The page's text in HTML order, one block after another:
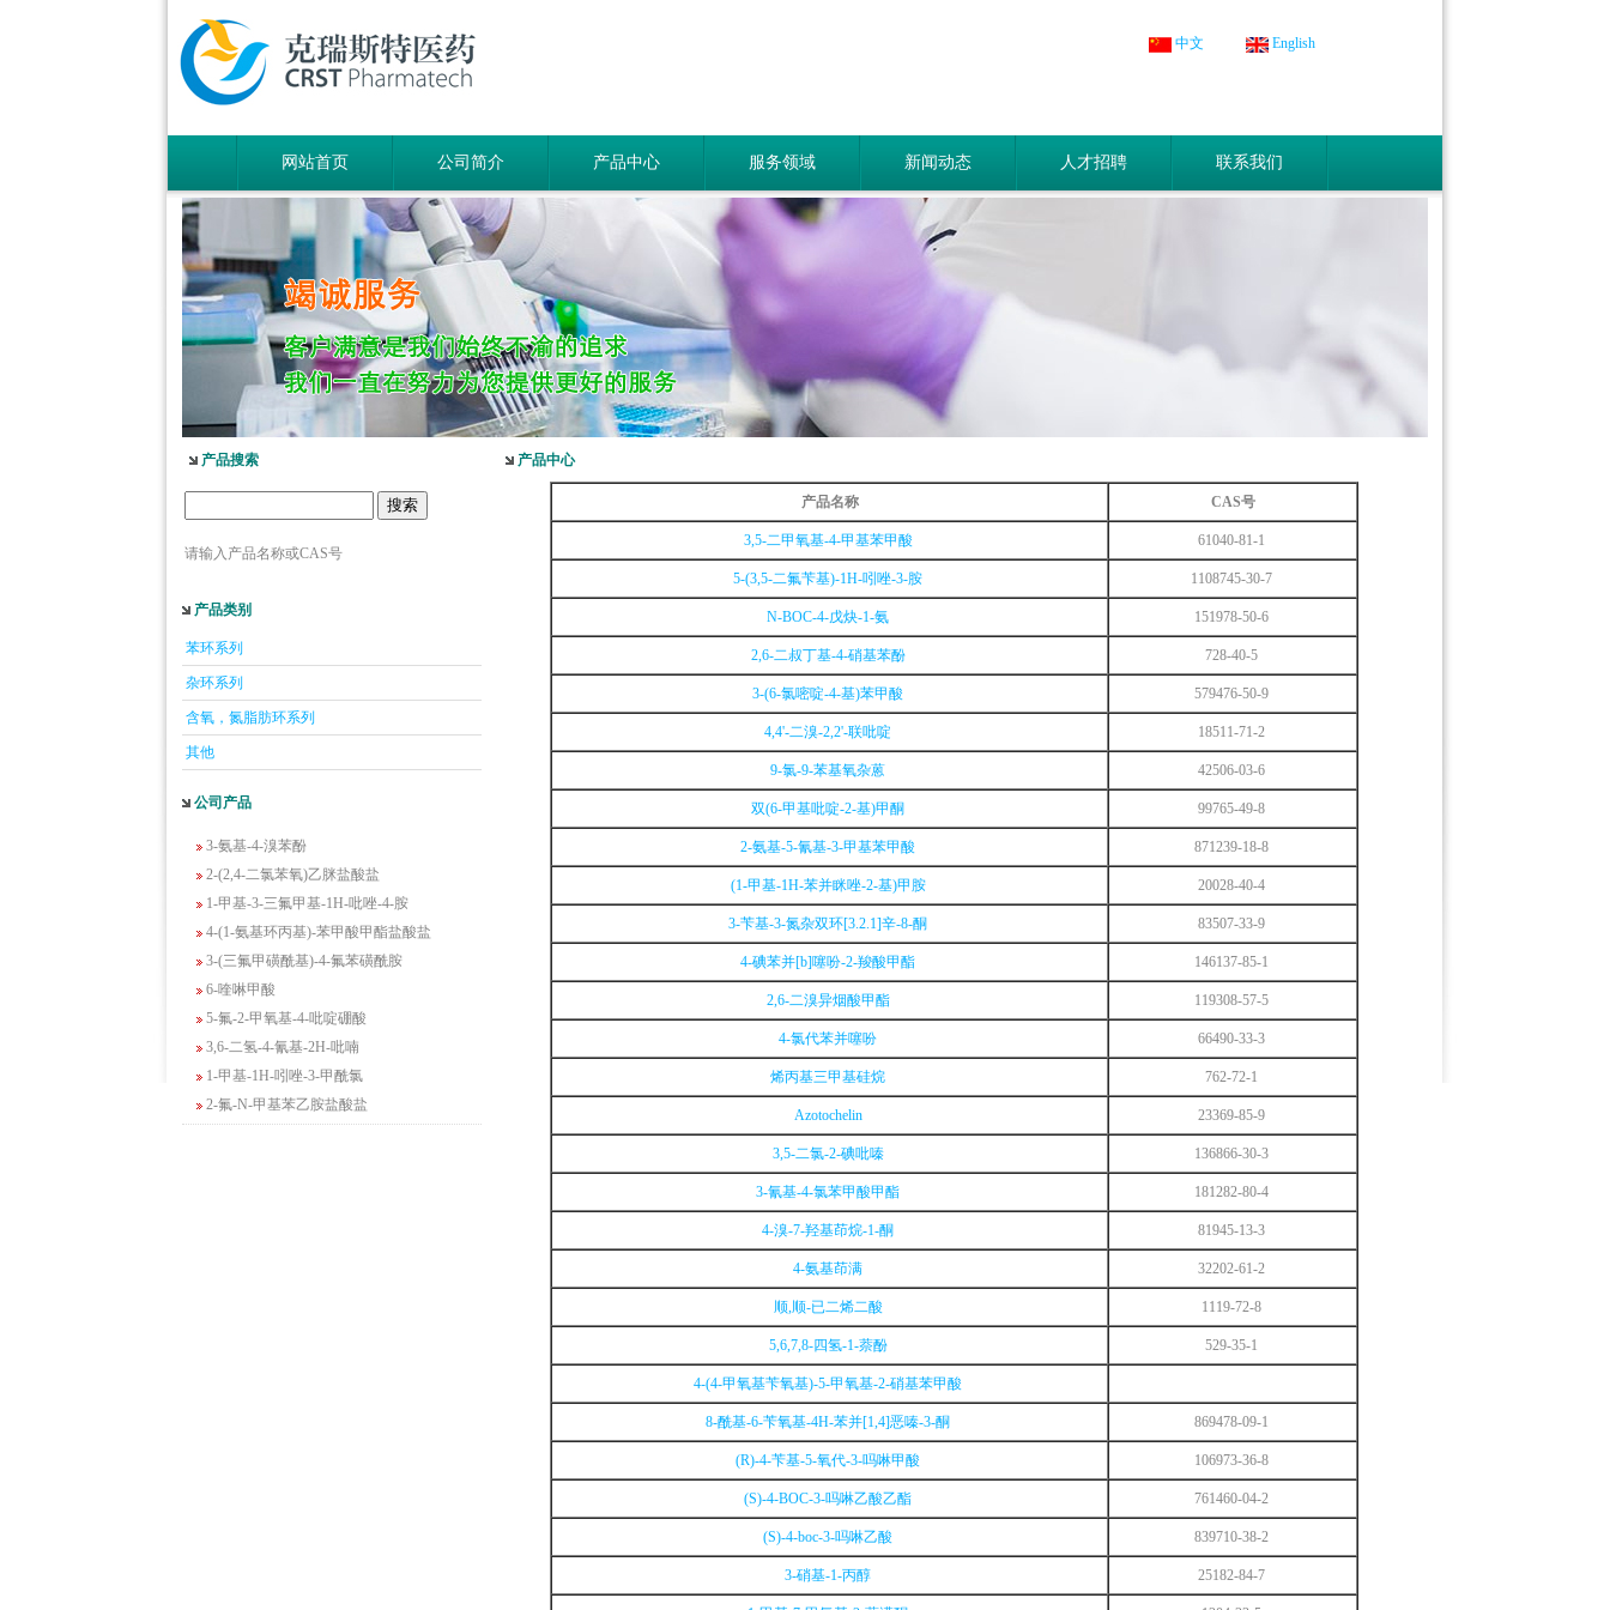
中文 English
网站首页 公司简介 产品中心 服务领域 新闻动态 人才招聘 联系我们
产品搜索
请输入产品名称或CAS号
产品类别
苯环系列
杂环系列
含氧，氮脂肪环系列
其他
公司产品
1-吡啶-2-基-2-丙酮
2-甲基-6-羟基-4-嘧啶甲酸
3-氟-2-硝基苯甲酸
2-羟甲基-4-氨基吡啶
甲基丙烯酸乙酯
3-氨基-4-溴苯酚
2-(2,4-二氯苯氧)乙脒盐酸盐
1-甲基-3-三氟甲基-1H-吡唑-4-胺
4-(1-氨基环丙基)-苯甲酸甲酯盐酸盐
3-(三氟甲磺酰基)-4-氟苯磺酰胺
6-喹啉甲酸
5-氟-2-甲氧基-4-吡啶硼酸
3,6-二氢-4-氰基-2H-吡喃
1-甲基-1H-吲唑-3-甲酰氯
2-氟-N-甲基苯乙胺盐酸盐
4-苄基-5-氧代吗啉-3-甲酸甲酯
产品中心
产品名称 CAS号
3,5-二甲氧基-4-甲基苯甲酸 61040-81-1
5-(3,5-二氟苄基)-1H-吲唑-3-胺 1108745-30-7
N-BOC-4-戊炔-1-氨 151978-50-6
2,6-二叔丁基-4-硝基苯酚 728-40-5
3-(6-氯嘧啶-4-基)苯甲酸 579476-50-9
4,4'-二溴-2,2'-联吡啶 18511-71-2
9-氯-9-苯基氧杂蒽 42506-03-6
双(6-甲基吡啶-2-基)甲酮 99765-49-8
2-氨基-5-氰基-3-甲基苯甲酸 871239-18-8
(1-甲基-1H-苯并眯唑-2-基)甲胺 20028-40-4
3-苄基-3-氮杂双环[3.2.1]辛-8-酮 83507-33-9
4-碘苯并[b]噻吩-2-羧酸甲酯 146137-85-1
2,6-二溴异烟酸甲酯 119308-57-5
4-氯代苯并噻吩 66490-33-3
烯丙基三甲基硅烷 762-72-1
Azotochelin 23369-85-9
3,5-二氯-2-碘吡嗪 136866-30-3
3-氰基-4-氯苯甲酸甲酯 181282-80-4
4-溴-7-羟基茚烷-1-酮 81945-13-3
4-氨基茚满 32202-61-2
顺,顺-已二烯二酸 1119-72-8
5,6,7,8-四氢-1-萘酚 529-35-1
4-(4-甲氧基苄氧基)-5-甲氧基-2-硝基苯甲酸
8-酰基-6-苄氧基-4H-苯并[1,4]恶嗪-3-酮 869478-09-1
(R)-4-苄基-5-氧代-3-吗啉甲酸 106973-36-8
(S)-4-BOC-3-吗啉乙酸乙酯 761460-04-2
(S)-4-boc-3-吗啉乙酸 839710-38-2
3-硝基-1-丙醇 25182-84-7